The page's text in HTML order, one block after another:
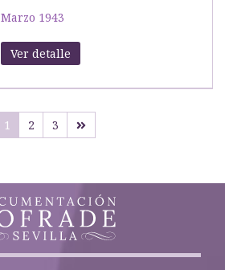
Marzo 1943
Ver detalle
1 2 3